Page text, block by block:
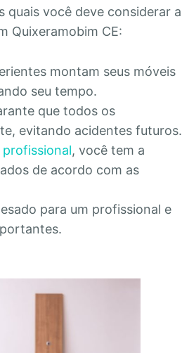
quais você deve considerar a
Quixeramobim CE:
montam seus móveis
seu tempo.
que todos os
evitando acidentes futuros.
, você tem a
de acordo com as
para um profissional e